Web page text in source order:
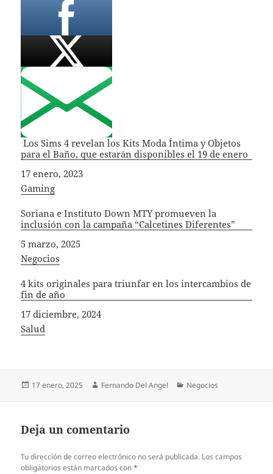
Los Sims 4 revelan los Kits Moda Íntima y Objetos
para el Baño, que estarán disponibles el 19 de enero
Fecha
17 enero, 2023
In relation to
Gaming
Soriana e Instituto Down MTY promueven la
inclusión con la campaña “Calcetines Diferentes”
Fecha
5 marzo, 2025
In relation to
Negocios
4 kits originales para triunfar en los intercambios de
fin de año
Fecha
17 diciembre, 2024
In relation to
Salud
Publicado
17 enero, 2025 Autor
Fernando Del Angel Categorías
Negocios
Deja un comentario
Tu dirección de correo electrónico no será publicada. Los campos
obligatorios están marcados con*